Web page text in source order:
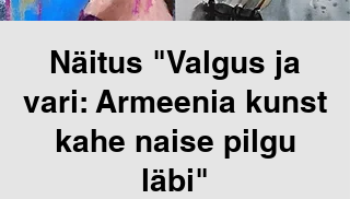
Näitus "Valgus ja
vari: Armeenia kunst
kahe naise pilgu
läbi"